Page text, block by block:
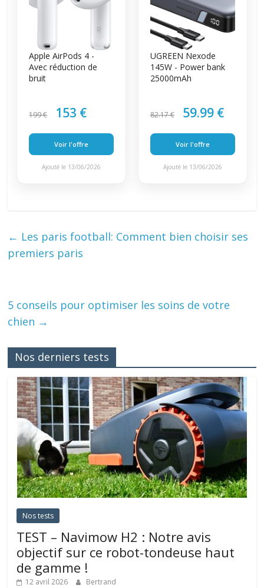
Apple AirPods 4 -
Avec réduction de
bruit
199 € 153 €
Voir l'offre
Ajouté le 13/06/2026
UGREEN Nexode
145W - Power bank
25000mAh
82.17 € 59.99 €
Voir l'offre
Ajouté le 13/06/2026
← Les paris football: Comment bien choisir ses
premiers paris
5 conseils pour optimiser les soins de votre
chien →
Nos derniers tests
Nos tests
TEST – Navimow H2 : Notre avis
objectif sur ce robot-tondeuse haut
de gamme !
12 avril 2026 Bertrand